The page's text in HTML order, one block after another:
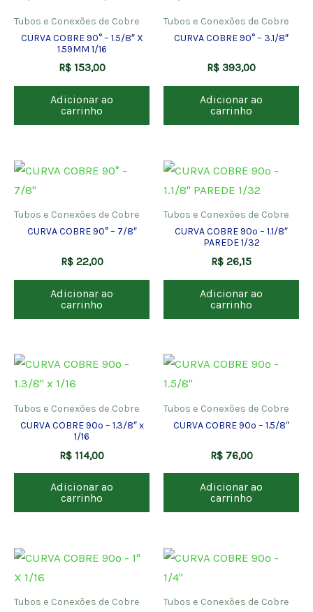
Tubos e Conexões de Cobre
CURVA COBRE 90° – 1.5/8″ X
1.59MM 1/16
R$153,00
Adicionar ao
carrinho
Tubos e Conexões de Cobre
CURVA COBRE 90° – 3.1/8″
R$ 393,00
Adicionar ao
carrinho
Tubos e Conexões de Cobre
CURVA COBRE 90° – 7/8″
R$22,00
Adicionar ao
carrinho
Tubos e Conexões de Cobre
CURVA COBRE 90º – 1.1/8″
PAREDE 1/32
R$ 26,15
Adicionar ao
carrinho
Tubos e Conexões de Cobre
CURVA COBRE 90º – 1.3/8″ x
1/16
R$ 114,00
Adicionar ao
carrinho
Tubos e Conexões de Cobre
CURVA COBRE 90º – 1.5/8″
R$76,00
Adicionar ao
carrinho
Tubos e Conexões de Cobre
Tubos e Conexões de Cobre